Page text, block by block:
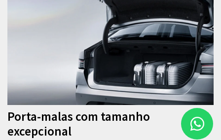
Porta-malas com tamanho
excepcional